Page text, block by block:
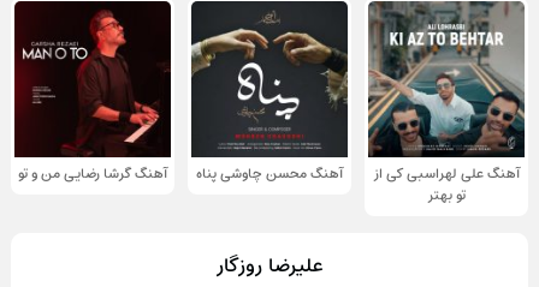
آهنگ علی لهراسبی کی از
تو ‌بهتر
آهنگ محسن چاوشی پناه آهنگ گرشا رضایی من و تو
علیرضا روزگار